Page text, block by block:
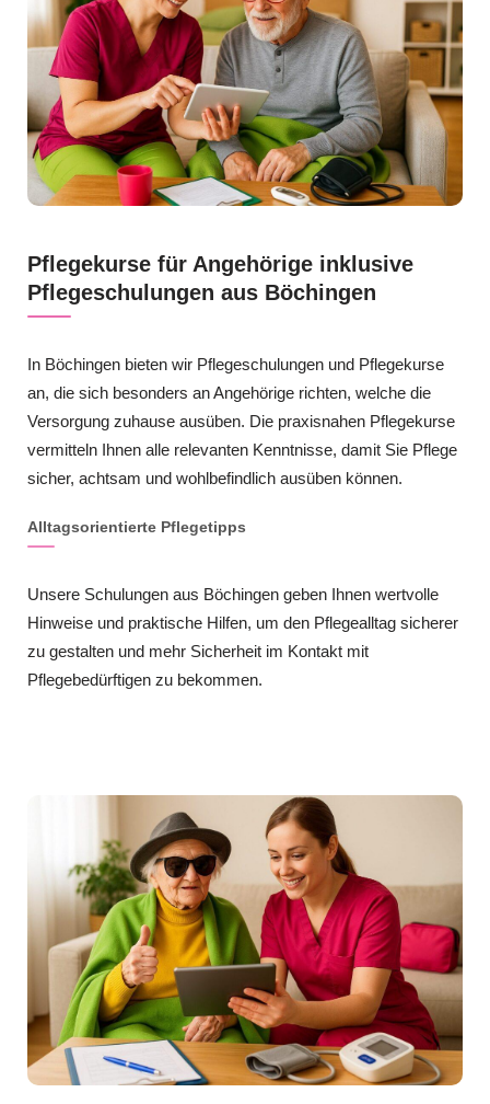
Pflegekurse für Angehörige inklusive
Pflegeschulungen aus Böchingen
In Böchingen bieten wir Pflegeschulungen und Pflegekurse
an, die sich besonders an Angehörige richten, welche die
Versorgung zuhause ausüben. Die praxisnahen Pflegekurse
vermitteln Ihnen alle relevanten Kenntnisse, damit Sie Pflege
sicher, achtsam und wohlbefindlich ausüben können.
Alltagsorientierte Pflegetipps
Unsere Schulungen aus Böchingen geben Ihnen wertvolle
Hinweise und praktische Hilfen, um den Pflegealltag sicherer
zu gestalten und mehr Sicherheit im Kontakt mit
Pflegebedürftigen zu bekommen.